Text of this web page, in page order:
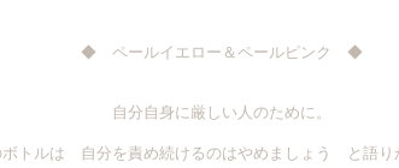
◆ ペールイエロー＆ペールピンク ◆
自分自身に厳しい人のために。
ボトルは 自分を責め続けるのはやめましょう と語り